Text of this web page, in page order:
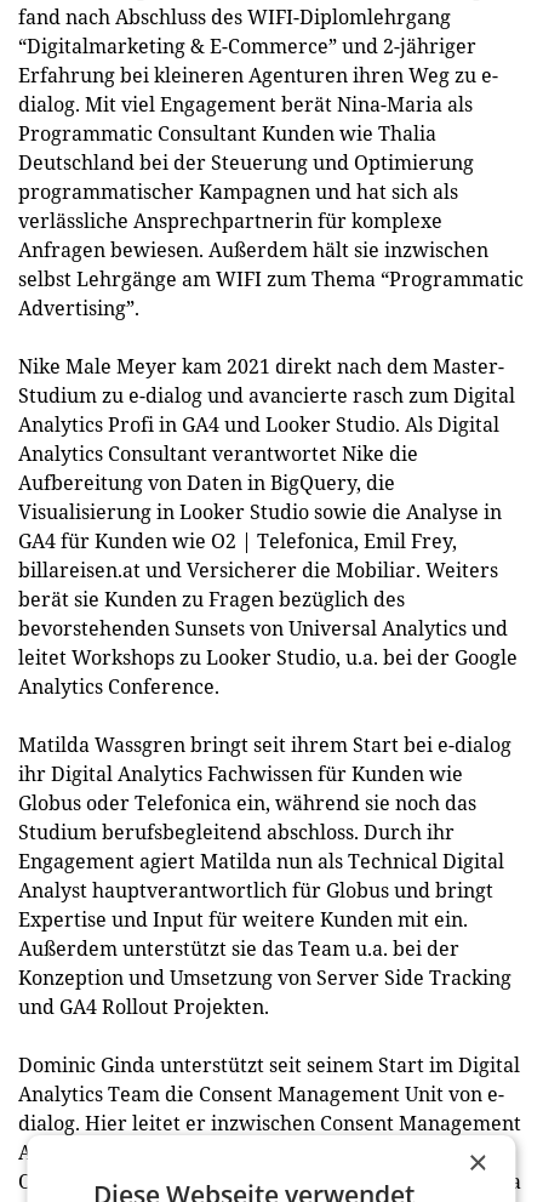
fand nach Abschluss des WIFI-Diplomlehrgang
“Digitalmarketing & E-Commerce” und 2-jähriger
Erfahrung bei kleineren Agenturen ihren Weg zu e-
dialog. Mit viel Engagement berät Nina-Maria als
Programmatic Consultant Kunden wie Thalia
Deutschland bei der Steuerung und Optimierung
programmatischer Kampagnen und hat sich als
verlässliche Ansprechpartnerin für komplexe
Anfragen bewiesen. Außerdem hält sie inzwischen
selbst Lehrgänge am WIFI zum Thema “Programmatic
Advertising”.
Nike Male Meyer kam 2021 direkt nach dem Master-
Studium zu e-dialog und avancierte rasch zum Digital
Analytics Profi in GA4 und Looker Studio. Als Digital
Analytics Consultant verantwortet Nike die
Aufbereitung von Daten in BigQuery, die
Visualisierung in Looker Studio sowie die Analyse in
GA4 für Kunden wie O2 | Telefonica, Emil Frey,
billareisen.at und Versicherer die Mobiliar. Weiters
berät sie Kunden zu Fragen bezüglich des
bevorstehenden Sunsets von Universal Analytics und
leitet Workshops zu Looker Studio, u.a. bei der Google
Analytics Conference.
Matilda Wassgren bringt seit ihrem Start bei e-dialog
ihr Digital Analytics Fachwissen für Kunden wie
Globus oder Telefonica ein, während sie noch das
Studium berufsbegleitend abschloss. Durch ihr
Engagement agiert Matilda nun als Technical Digital
Analyst hauptverantwortlich für Globus und bringt
Expertise und Input für weitere Kunden mit ein.
Außerdem unterstützt sie das Team u.a. bei der
Konzeption und Umsetzung von Server Side Tracking
und GA4 Rollout Projekten.
Dominic Ginda unterstützt seit seinem Start im Digital
Analytics Team die Consent Management Unit von e-
dialog. Hier leitet er inzwischen Consent Management
Audits, technische Beratung und Opt-In
Optimierungen für Kunden wie Salzburg AG, Magenta
×
Diese Webseite verwendet